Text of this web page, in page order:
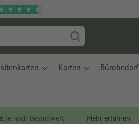
Karten Bürobedarf
, je nach Bestellwert. Mehr erfahren